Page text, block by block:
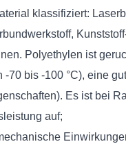
klassifiziert:
Polyethylen ist
bis -100 °C), eine
Es ist bei
auf;